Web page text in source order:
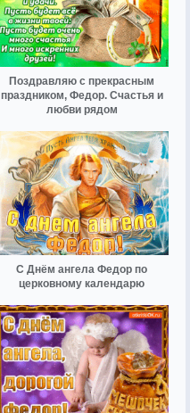
Поздравляю с прекрасным
праздником, Федор. Счастья и
любви рядом
С Днём ангела Федор по
церковному календарю